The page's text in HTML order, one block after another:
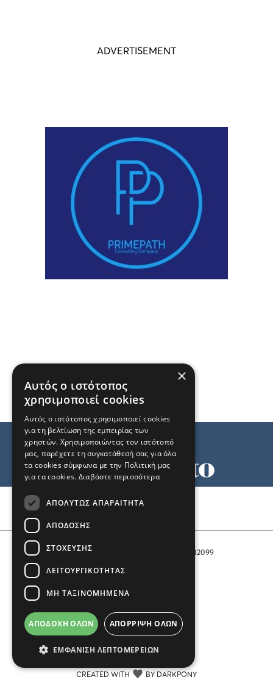
Αριθμός Πιστοποίησης Μ.Η.Τ. 242099
COPYRIGHT © 2026 Το Μανιφέστο
CREATED WITH BY DARKPONY
×
Αυτός ο ιστότοπος
χρησιμοποιεί cookies
Αυτός ο ιστότοπος χρησιμοποιεί cookies
για τη βελτίωση της εμπειρίας των
χρηστών. Χρησιμοποιώντας τον ιστότοπό
μας, παρέχετε τη συγκατάθεσή σας για όλα
τα cookies σύμφωνα με την Πολιτική μας
για τα cookies. Διαβάστε περισσότερα
ΑΠΟΛΎΤΩΣ ΑΠΑΡΑΊΤΗΤΑ
ΑΠΌΔΟΣΗΣ
ΣΤΌΧΕΥΣΗΣ
ΛΕΙΤΟΥΡΓΙΚΌΤΗΤΑΣ
ΜΗ ΤΑΞΙΝΟΜΗΜΈΝΑ
ΑΠΟΔΟΧΉ ΌΛΩΝ ΑΠΌΡΡΙΨΗ ΌΛΩΝ
ΕΜΦΆΝΙΣΗ ΛΕΠΤΟΜΕΡΕΙΏΝ